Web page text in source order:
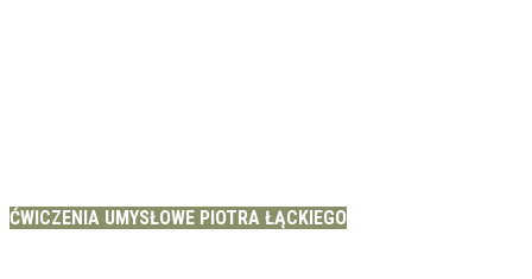
ĆWICZENIA UMYSŁOWE PIOTRA ŁĄCKIEGO